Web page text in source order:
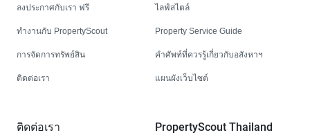
ลงประกาศกับเรา ฟรี
ทำงานกับ PropertyScout
การจัดการทรัพย์สิน
ติดต่อเรา
ไลฟ์สไตล์
Property Service Guide
คำศัพท์ที่ควรรู้เกี่ยวกับอสังหาฯ
แผนผังเว็บไซต์
ติดต่อเรา PropertyScout Thailand